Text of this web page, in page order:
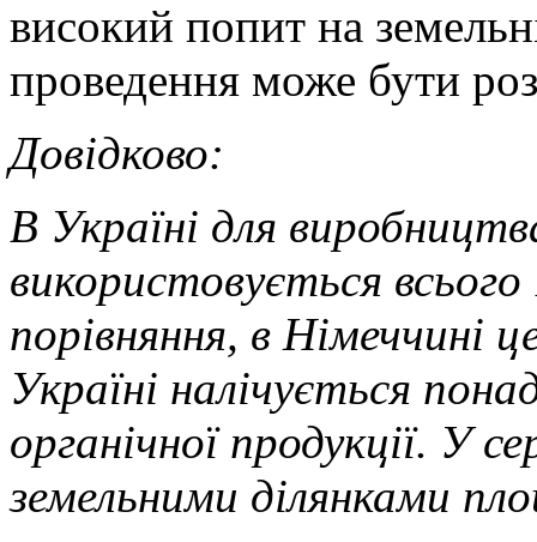
високий попит на
проведення може бути
В Україні для
використовується
порівняння, в Німеччині
Україні налічується
органічної продукції. У
земельними ділянками